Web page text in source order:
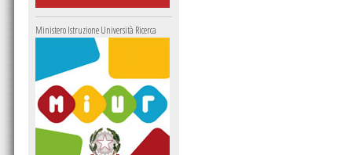
Ministero Istruzione Università Ricerca